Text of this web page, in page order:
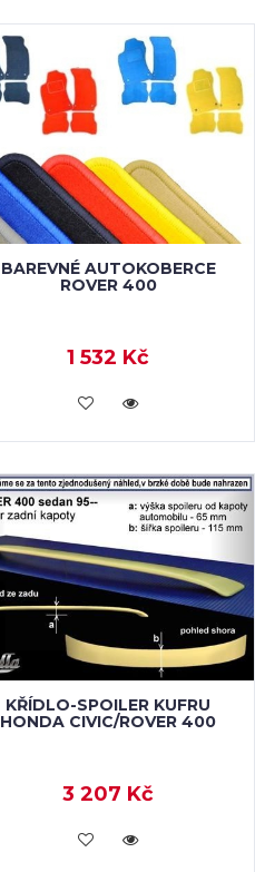
BAREVNÉ AUTOKOBERCE
ROVER 400
1 532 Kč
VLOŽIT DO KOŠÍKU
KŘÍDLO-SPOILER KUFRU
HONDA CIVIC/ROVER 400
3 207 Kč
VLOŽIT DO KOŠÍKU